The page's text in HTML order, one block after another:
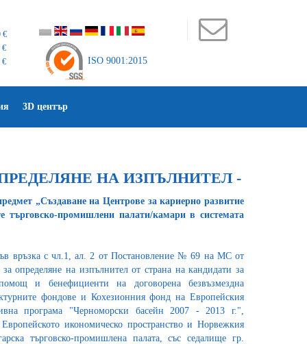
€
€
€
ISO 9001:2015
3D център
НА ИЗПЪЛНИТЕЛ -
„Създаване на Центрове за кариерно развитие
промишлени палати/камари в системата
връзка с чл.1, ал. 2 от Постановление № 69 на МС от
определяне на изпълнител от страна на кандидати за
и бенефициенти на договорена безвъзмездна
фондове и Кохезионния фонд на Европейския
програма "Черноморски басейн 2007 - 2013 г.",
икономическо пространство и Норвежкия
търговско-промишлена палата, със седалище гр.